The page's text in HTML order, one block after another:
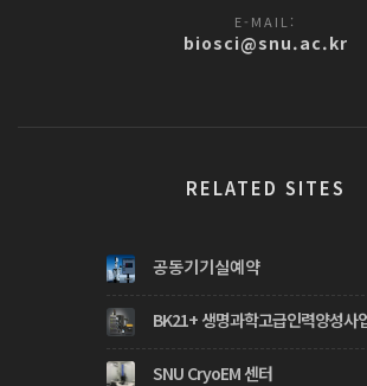
E-MAIL:
biosci@snu.ac.kr
RELATED SITES
공동기기실예약
BK21+ 생명과학고급인력양성사
SNU CryoEM 센터